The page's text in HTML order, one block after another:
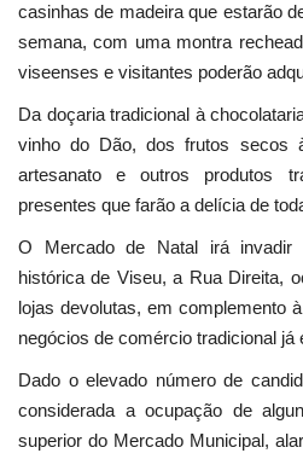
casinhas de madeira que estarão
semana, com uma montra
viseenses e visitantes poderão
Da doçaria tradicional à
vinho do Dão, dos frutos secos
artesanato e outros produtos
presentes que farão a delícia de
O Mercado de Natal irá invadir
histórica de Viseu, a Rua Direita,
lojas devolutas, em complemento
negócios de comércio tradicional já
Dado o elevado número de
considerada a ocupação de
superior do Mercado Municipal,